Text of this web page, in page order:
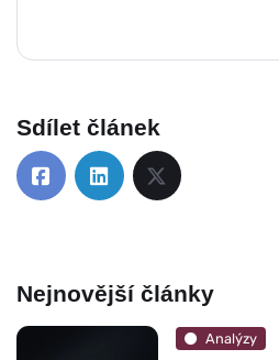
Sdílet článek
Nejnovější články
Analýzy